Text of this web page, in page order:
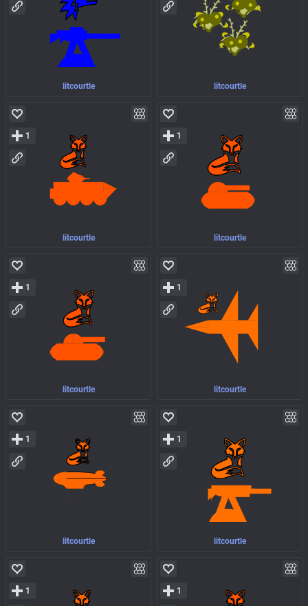
litcourtle litcourtle
litcourtle
1
litcourtle
1
litcourtle
1
litcourtle
1
litcourtle
1
litcourtle
1
1 1